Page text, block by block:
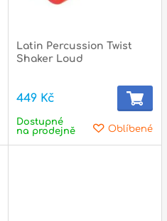
Latin Percussion Twist
Shaker Loud
449 Kč
Oblíbené
Dostupné
na prodejně